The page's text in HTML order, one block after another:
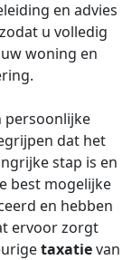
en advies
u volledig
woning en
persoonlijke
dat het
stap is en
best mogelijke
en hebben
ervoor zorgt
taxatievan